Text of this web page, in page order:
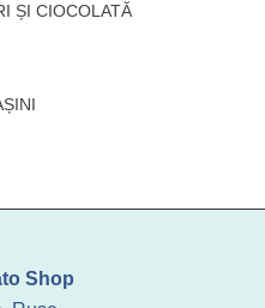
ȘI CIOCOLATĂ
Shop